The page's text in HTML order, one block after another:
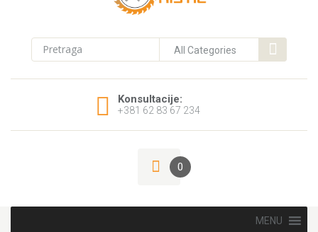
Konsultacije:
+381 62 83 67 234
0
Skip to content
MENU